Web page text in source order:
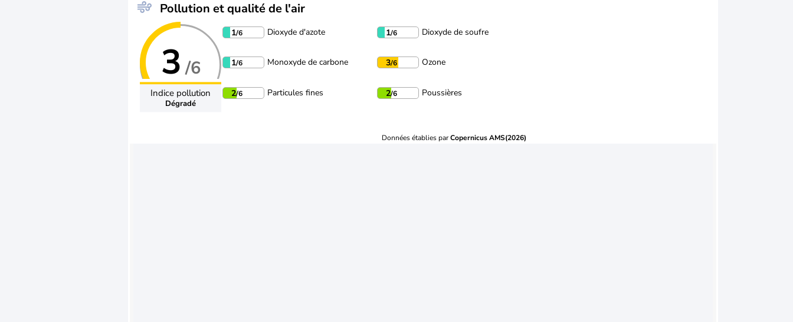
Pollution et qualité de l'air
3 /6
Indice pollution
Dégradé
1/6 Dioxyde d'azote 1/6 Dioxyde de soufre
1/6 Monoxyde de carbone 3/6 Ozone
2/6 Particules fines 2/6 Poussières
Données établies parCopernicus AMS(2026)